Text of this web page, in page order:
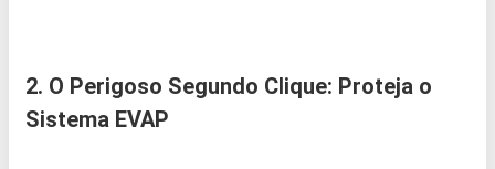
2. O Perigoso Segundo Clique: Proteja o
Sistema EVAP